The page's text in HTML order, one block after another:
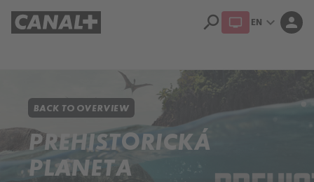
search EN expand_more person
BACK TO OVERVIEW
PREHISTORICKÁ
PLANETA